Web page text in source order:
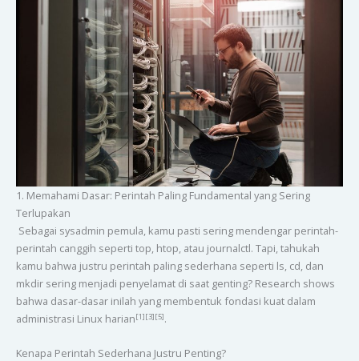
1. Memahami Dasar: Perintah Paling Fundamental yang Sering
Terlupakan
Sebagai sysadmin pemula, kamu pasti sering mendengar perintah-
perintah canggih seperti top, htop, atau journalctl. Tapi, tahukah
kamu bahwa justru perintah paling sederhana seperti ls, cd, dan
mkdir sering menjadi penyelamat di saat genting? Research shows
bahwa dasar-dasar inilah yang membentuk fondasi kuat dalam
administrasi Linux harian[1][3][5].
Kenapa Perintah Sederhana Justru Penting?